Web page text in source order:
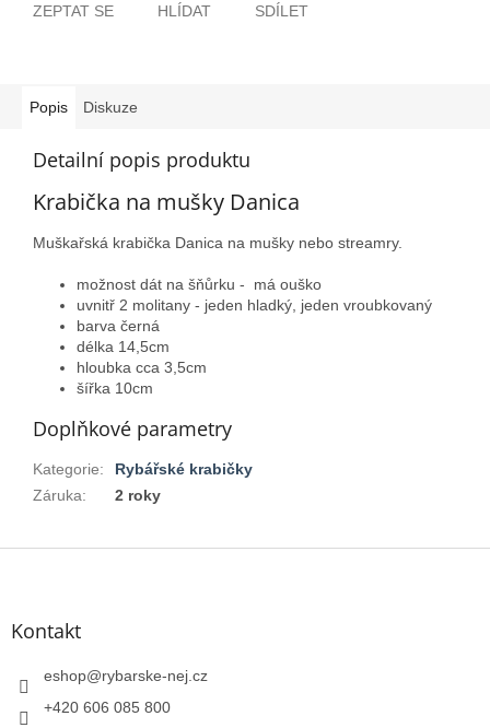
ZEPTAT SE HLÍDAT SDÍLET
Popis Diskuze
Detailní popis produktu
Krabička na mušky Danica
Muškařská krabička Danica na mušky nebo streamry.
možnost dát na šňůrku - má ouško
uvnitř 2 molitany - jeden hladký, jeden vroubkovaný
barva černá
délka 14,5cm
hloubka cca 3,5cm
šířka 10cm
Doplňkové parametry
Kategorie:
Rybářské krabičky
Záruka: 2 roky
Z
Kontakt
eshop@rybarske-nej.cz
+420 606 085 800